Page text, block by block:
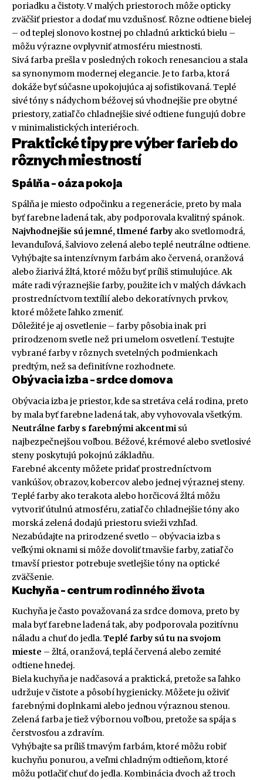
poriadku a čistoty. V malých priestoroch môže opticky
zväčšiť priestor a dodať mu vzdušnosť. Rôzne odtiene bielej
– od teplej slonovo kostnej po chladnú arktickú bielu –
môžu výrazne ovplyvniť atmosféru miestnosti.
Sivá farba prešla v posledných rokoch renesanciou a stala
sa synonymom modernej elegancie. Je to farba, ktorá
dokáže byť súčasne upokojujúca aj sofistikovaná. Teplé
sivé tóny s nádychom béžovej sú vhodnejšie pre obytné
priestory, zatiaľ čo chladnejšie sivé odtiene fungujú dobre
v minimalistických interiéroch.
Praktické tipy pre výber farieb do
rôznych miestností
Spálňa – oáza pokoja
Spálňa je miesto odpočinku a regenerácie, preto by mala
byť farebne ladená tak, aby podporovala kvalitný spánok.
Najvhodnejšie sú jemné, tlmené farby ako svetlomodrá,
levanduľová, šalviovo zelená alebo teplé neutrálne odtiene.
Vyhýbajte sa intenzívnym farbám ako červená, oranžová
alebo žiarivá žltá, ktoré môžu byť príliš stimulujúce. Ak
máte radi výraznejšie farby, použite ich v malých dávkach
prostredníctvom textílií alebo dekoratívnych prvkov,
ktoré môžete ľahko zmeniť.
Dôležité je aj osvetlenie – farby pôsobia inak pri
prirodzenom svetle než pri umelom osvetlení. Testujte
vybrané farby v rôznych svetelných podmienkach
predtým, než sa definitívne rozhodnete.
Obývacia izba – srdce domova
Obývacia izba je priestor, kde sa stretáva celá rodina, preto
by mala byť farebne ladená tak, aby vyhovovala všetkým.
Neutrálne farby s farebnými akcentmi sú
najbezpečnejšou voľbou. Béžové, krémové alebo svetlosivé
steny poskytujú pokojnú základňu.
Farebné akcenty môžete pridať prostredníctvom
vankúšov, obrazov, kobercov alebo jednej výraznej steny.
Teplé farby ako terakota alebo horčicová žltá môžu
vytvoriť útulnú atmosféru, zatiaľ čo chladnejšie tóny ako
morská zelená dodajú priestoru svieži vzhľad.
Nezabúdajte na prirodzené svetlo – obývacia izba s
veľkými oknami si môže dovoliť tmavšie farby, zatiaľ čo
tmavší priestor potrebuje svetlejšie tóny na optické
zväčšenie.
Kuchyňa – centrum rodinného života
Kuchyňa je často považovaná za srdce domova, preto by
mala byť farebne ladená tak, aby podporovala pozitívnu
náladu a chuť do jedla.Teplé farby sú tu na svojom
mieste – žltá, oranžová, teplá červená alebo zemité
odtiene hnedej.
Biela kuchyňa je nadčasová a praktická, pretože sa ľahko
udržuje v čistote a pôsobí hygienicky. Môžete ju oživiť
farebnými doplnkami alebo jednou výraznou stenou.
Zelená farba je tiež výbornou voľbou, pretože sa spája s
čerstvosťou a zdravím.
Vyhýbajte sa príliš tmavým farbám, ktoré môžu robiť
kuchyňu ponurou, a veľmi chladným odtieňom, ktoré
môžu potlačiť chuť do jedla. Kombinácia dvoch až troch